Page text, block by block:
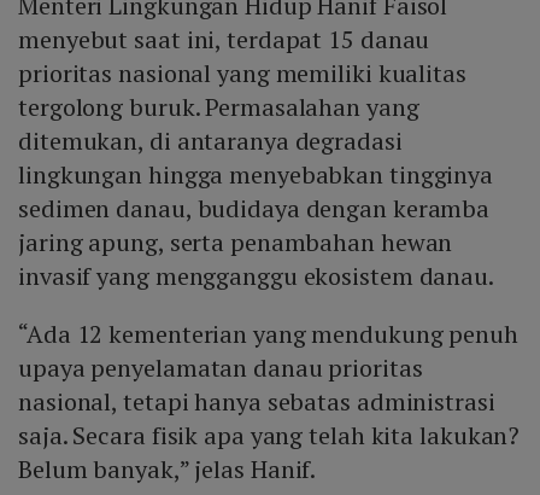
menyebut saat ini, terdapat 15 danau
prioritas nasional yang memiliki kualitas
tergolong buruk. Permasalahan yang
ditemukan, di antaranya degradasi
lingkungan hingga menyebabkan tingginya
sedimen danau, budidaya dengan keramba
jaring apung, serta penambahan hewan
invasif yang mengganggu ekosistem danau.
“Ada 12 kementerian yang mendukung penuh
upaya penyelamatan danau prioritas
nasional, tetapi hanya sebatas administrasi
saja. Secara fisik apa yang telah kita lakukan?
Belum banyak,” jelas Hanif.